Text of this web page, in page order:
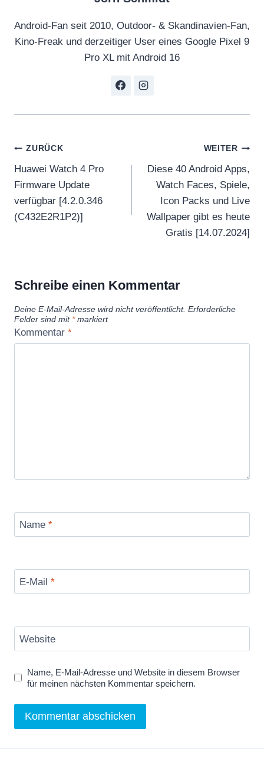
Android-Fan seit 2010, Outdoor- & Skandinavien-Fan,
Kino-Freak und derzeitiger User eines Google Pixel 9
Pro XL mit Android 16
Beitragsnavigation
ZURÜCK
Huawei Watch 4 Pro
Firmware Update
verfügbar [4.2.0.346
(C432E2R1P2)]
WEITER
Diese 40 Android Apps,
Watch Faces, Spiele,
Icon Packs und Live
Wallpaper gibt es heute
Gratis [14.07.2024]
Schreibe einen Kommentar
Deine E-Mail-Adresse wird nicht veröffentlicht. Erforderliche
Felder sind mit *markiert
Kommentar *
Name *
E-Mail *
Website
Name, E-Mail-Adresse und Website in diesem Browser
für meinen nächsten Kommentar speichern.